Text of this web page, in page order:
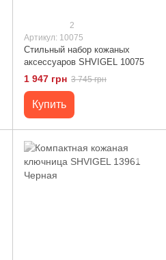
2
Артикул: 10075
Стильный набор кожаных
аксессуаров SHVIGEL 10075
1 947 грн 3 745 грн
Купить